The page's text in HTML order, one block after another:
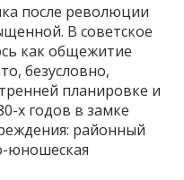
после революции
В советское
как общежитие
безусловно,
планировке и
х годов в замке
районный
юношеская